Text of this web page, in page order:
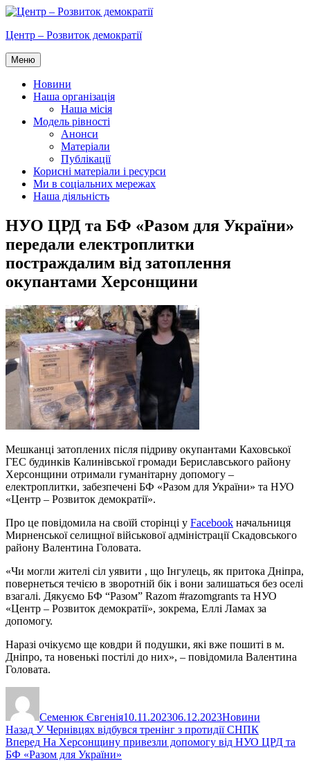
Перейти
вмісту
Центр – Розвиток демократії
Меню
Новини
Наша організація
Наша місія
Модель рівності
Анонси
Матеріали
Публікації
Корисні матеріали і ресурси
Ми в соціальних мережах
Наша діяльність
НУО ЦРД та БФ «Разом для України»
передали електроплитки
постраждалим від затоплення
окупантами Херсонщини
Мешканці затоплених після підриву окупантами Каховської
ГЕС будинків Калинівської громади Бериславського району
Херсонщини отримали гуманітарну допомогу –
електроплитки, забезпечені БФ «Разом для України» та НУО
«Центр – Розвиток демократії».
Про це повідомила на своїй сторінці у Facebook начальниця
Мирненської селищної військової адміністрації Скадовського
району Валентина Головата.
«Чи могли жителі сіл уявити , що Інгулець, як притока Дніпра,
повернеться течією в зворотній бік і вони залишаться без оселі
взагалі. Дякуємо БФ “Разом” Razom #razomgrants та НУО
«Центр – Розвиток демократії», зокрема, Еллі Ламах за
допомогу.
Наразі очікуємо ще ковдри й подушки, які вже пошиті в м.
Дніпро, та новенькі постілі до них», – повідомила Валентина
Головата.
Семенюк Євгенія10.11.202306.12.2023Новини
Навігація
записів
Назад Попередній
запис:
У Чернівцях відбувся тренінг з протидії СНПК
Вперед Наступний
запис:
На Херсонщину привезли допомогу від НУО ЦРД та
БФ «Разом для України»